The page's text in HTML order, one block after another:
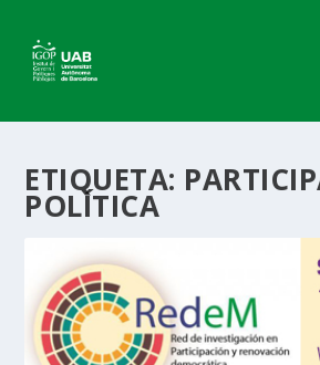
ETIQUETA:
POLÍTICA